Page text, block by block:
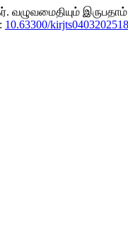
இருபதாம்
10.63300/kirjts0403202518